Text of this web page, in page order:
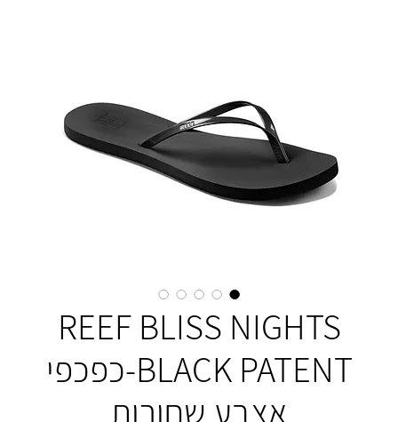
REEF BLISS NIGHTS
BLACK PATENT-כפכפי
אצבע שחורות